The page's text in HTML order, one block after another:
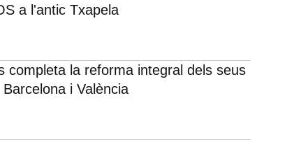
a l'antic Txapela
completa la reforma integral dels seus
i València